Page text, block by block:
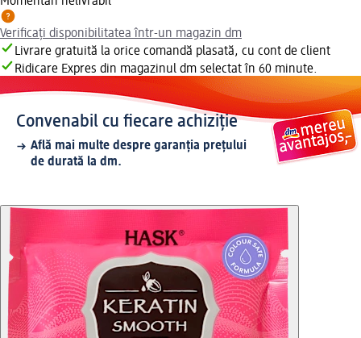
Verificați disponibilitatea într-un magazin dm
Livrare gratuită la orice comandă plasată, cu cont de client
Ridicare Expres din magazinul dm selectat în 60 minute.
Convenabil cu fiecare achiziție
Află mai multe despre garanția prețului
de durată la dm.